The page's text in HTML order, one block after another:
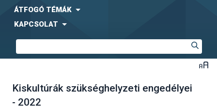
ÁTFOGÓ TÉMÁK
KAPCSOLAT
Kiskultúrák szükséghelyzeti engedélyei
- 2022